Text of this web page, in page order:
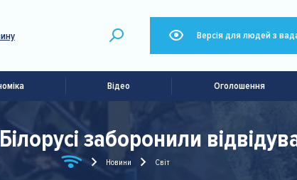
Версія для людей з
Відео Оголошення
заборонили
Новини Світ